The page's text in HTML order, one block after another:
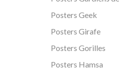
Posters Geek
Posters Girafe
Posters Gorilles
Posters Hamsa